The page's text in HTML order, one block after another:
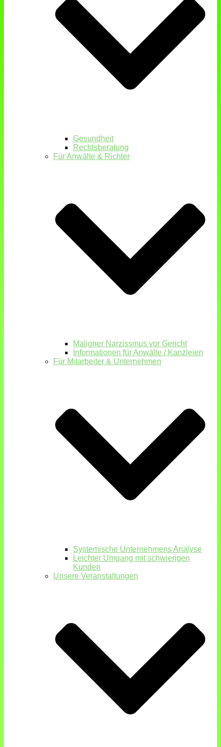
Gesundheit
Rechtsberatung
Für Anwälte & Richter
Maligner Narzissmus vor Gericht
Informationen für Anwälte / Kanzleien
Für Mitarbeiter & Unternehmen
Systemische Unternehmens Analyse
Leichter Umgang mit schwierigen
Kunden
Unsere Veranstaltungen